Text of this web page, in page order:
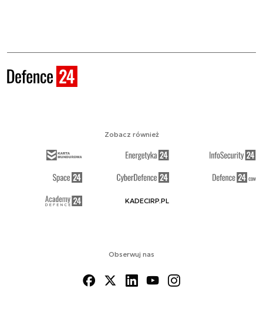
Obserwuj nas
Zobacz również
KADECIRP.PL